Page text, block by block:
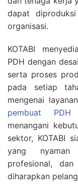
dapat
organisasi.
KOTABI
PDH dengan
serta proses
pada setiap
mengenai
pembuat PDH
menangani
sektor, KOTABI
yang nyaman
profesional,
diharapkan